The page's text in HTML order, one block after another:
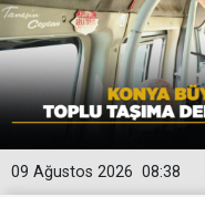
08:38
09 Ağustos 2026